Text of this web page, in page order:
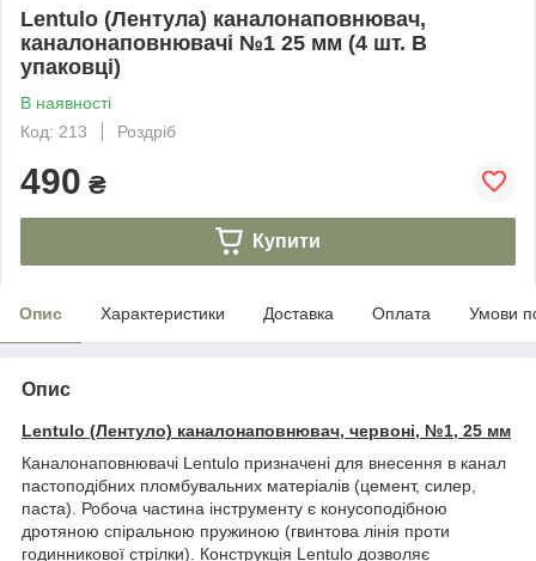
Lentulo (Лентула) каналонаповнювач,
каналонаповнювачі №1 25 мм (4 шт. В
упаковці)
В наявності
Код: 213
Роздріб
490 ₴
Купити
Опис Характеристики Доставка Оплата Умови
Опис
Lentulo (Лентуло) каналонаповнювач, червоні, №1, 25 мм
Каналонаповнювачі Lentulo призначені для внесення в канал
пастоподібних пломбувальних матеріалів (цемент, силер,
паста). Робоча частина інструменту є конусоподібною
дротяною спіральною пружиною (гвинтова лінія проти
годинникової стрілки). Конструкція Lentulo дозволяє